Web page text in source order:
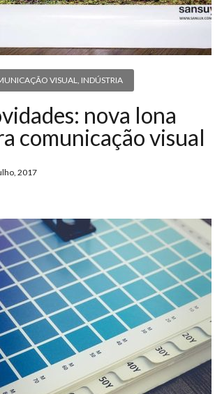
VISUAL, INDÚSTRIA
nova lona
comunicação visual
2017